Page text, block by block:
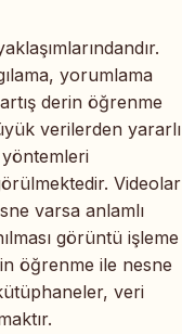
yorumlama
derin öğrenme
verilerden yararlı
Videolar
varsa anlamlı
görüntü işleme
öğrenme ile nesne
veri